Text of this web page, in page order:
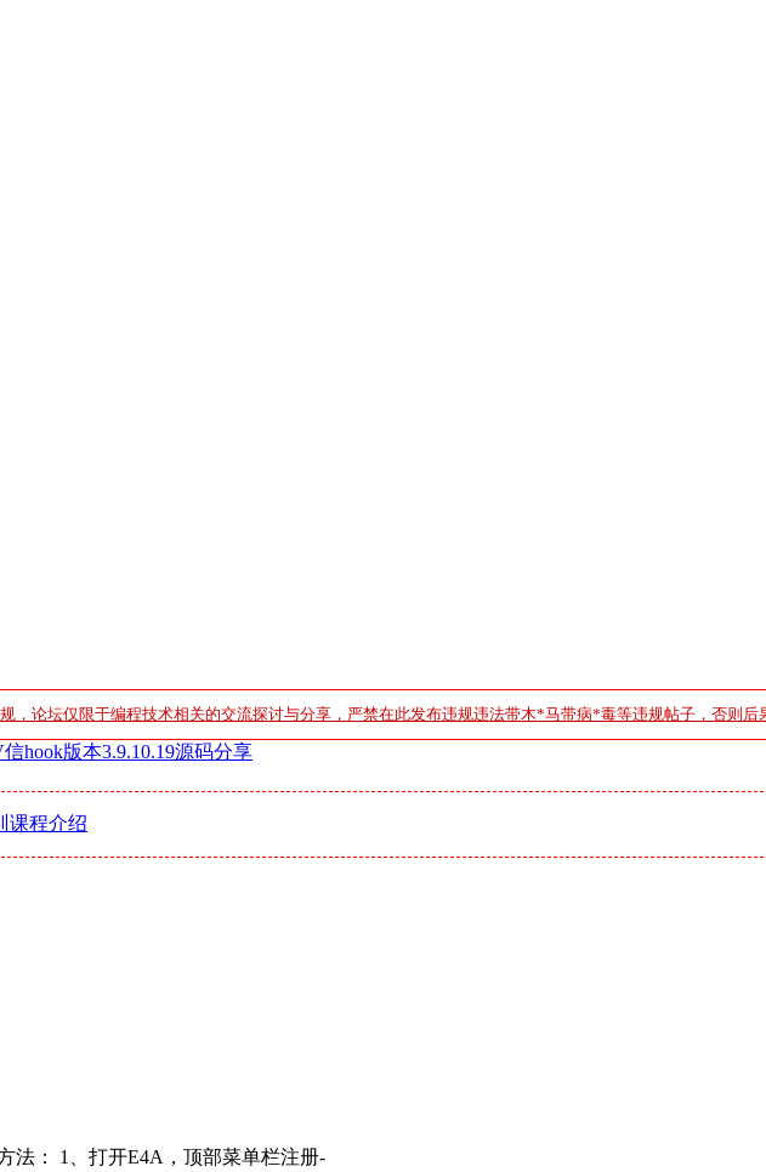
，论坛仅限于编程技术相关的交流探讨与分享，严禁在此发布违规违法带木*马带病*毒等违规帖子，否则
hook版本3.9.10.19源码分享
课程介绍
法： 1、打开E4A，顶部菜单栏注册-